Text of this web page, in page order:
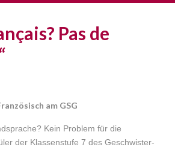
Pas de
am GSG
Kein Problem für die
der Klassenstufe 7 des Geschwister-